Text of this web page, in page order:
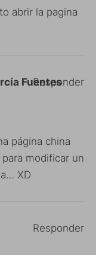
abrir la pagina
Fuentes
página china
modificar un
XD
Responder
Responder